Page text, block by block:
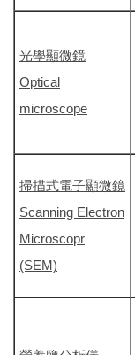
光學顯微鏡
Optical
microscope
掃描式電子顯微鏡
Scanning Electron
Microscopr
(SEM)